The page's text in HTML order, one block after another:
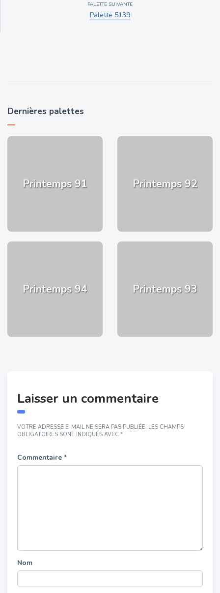
PALETTE SUIVANTE
Palette 5139
Dernières palettes
Printemps 91 Printemps 92
Printemps 94 Printemps 93
Laisser un commentaire
VOTRE ADRESSE E-MAIL NE SERA PAS PUBLIÉE. LES CHAMPS
OBLIGATOIRES SONT INDIQUÉS AVEC *
Commentaire *
Nom